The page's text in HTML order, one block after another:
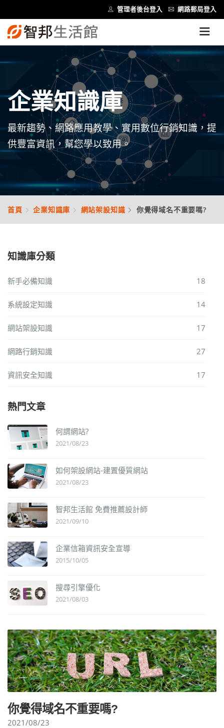
管理者後台登入 網路郵局登入
企業知識庫
最新趨勢、網路應用教學、實用數位行銷知識，提
供豐富資訊，幫您學以致用。
首頁 企業知識庫 網站架設知識 你覺得域名不重要嗎?
知識庫分類
新手必備知識 18
系統設定知識 14
網站架設知識 17
網路行銷知識 27
資訊安全知識 17
熱門文章
何謂網站?
2021/08/23
如何架設網站-建置優質網站
2021/08/23
智邦生活館 免費推薦設計師
2021/09/10
企業信箱資訊安全宣導
2015/10/05
搜尋引擎優化
2021/08/03
你覺得域名不重要嗎?
2021/08/23